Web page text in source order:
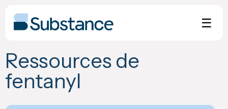
content
☰
Ressources de
fentanyl